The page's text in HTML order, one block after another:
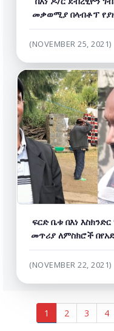
መቃወሚያ በላብቶፕ
(NOVEMBER 25, 2021)
ፍርድ ቤቱ በእነ
መጥሪያ ለምስክሮች
(NOVEMBER 22, 2021)
Current
page
1 ገጽ
2 ገጽ
3 ገጽ
4